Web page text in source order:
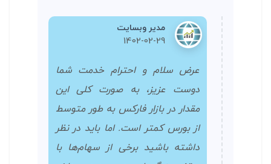
مدیر وبسایت
1402-02-29
عرض سلام و احترام خدمت شما
دوست عزیز، به صورت کلی این
مقدار در بازار فارکس به طور متوسط
از بورس کمتر است. اما باید در نظر
داشته باشید برخی از سهام‌ها با